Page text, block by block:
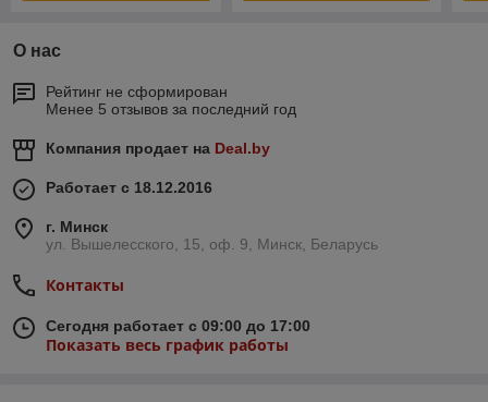
О нас
Рейтинг не сформирован
Менее 5 отзывов за последний год
Компания продает на Deal.by
Работает с 18.12.2016
г. Минск
ул. Вышелесского, 15, оф. 9, Минск, Беларусь
Контакты
Сегодня работает с 09:00 до 17:00
Показать весь график работы